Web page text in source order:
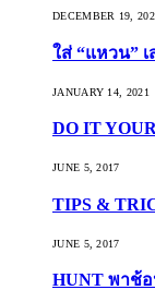
DECEMBER 19,
ใส่ “แหวน” เ
JANUARY 14, 2021
DO IT
JUNE 5, 2017
TIPS &
JUNE 5, 2017
HUNT พาช้อ